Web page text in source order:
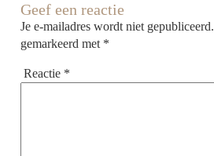
Geef een reactie
Je e-mailadres wordt niet gepubliceerd.
gemarkeerd met *
Reactie *